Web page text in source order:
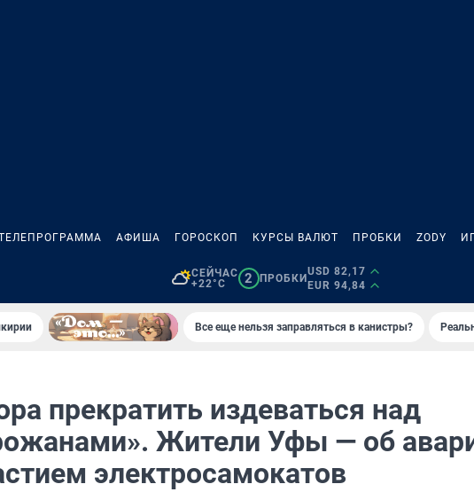
АФИША ГОРОСКОП КУРСЫ ВАЛЮТ ПРОБКИ ZODY
СЕЙЧАС
+22°C
2 ПРОБКИ
USD 82,17
EUR 94,84
Все еще нельзя заправляться в канистры?
прекратить издеваться над
Жители Уфы — об
электросамокатов